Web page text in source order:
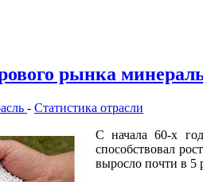
рынка
- Статистика отрасли
С начала 60-х
способствовал
выросло почти в 5